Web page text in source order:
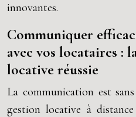
innovantes.
Communiquer
avec vos locataires :
locative réussie
La communication est
gestion locative à